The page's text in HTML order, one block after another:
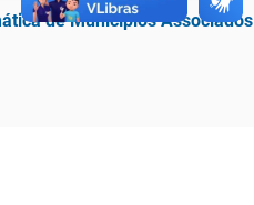
de Municípios Associados